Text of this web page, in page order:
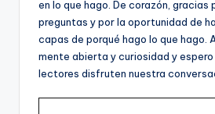
en lo que hago. De corazón, gracias
preguntas y por la oportunidad de
capas de porqué hago lo que hago.
mente abierta y curiosidad y
lectores disfruten nuestra